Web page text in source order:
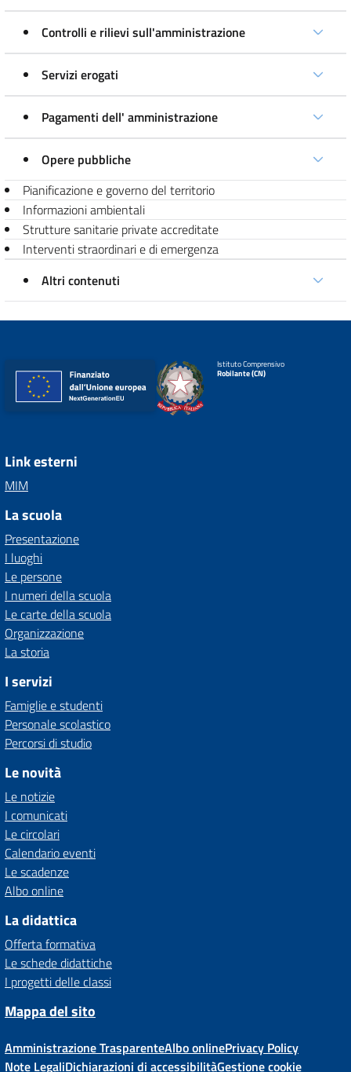
Controlli e rilievi sull'amministrazione
Servizi erogati
Pagamenti dell' amministrazione
Opere pubbliche
Pianificazione e governo del territorio
Informazioni ambientali
Strutture sanitarie private accreditate
Interventi straordinari e di emergenza
Altri contenuti
Istituto Comprensivo
Robilante (CN)
Link esterni
MIM
La scuola
Presentazione
I luoghi
Le persone
I numeri della scuola
Le carte della scuola
Organizzazione
La storia
I servizi
Famiglie e studenti
Personale scolastico
Percorsi di studio
Le novità
Le notizie
I comunicati
Le circolari
Calendario eventi
Le scadenze
Albo online
La didattica
Offerta formativa
Le schede didattiche
I progetti delle classi
Mappa del sito
Amministrazione TrasparenteAlbo onlinePrivacy Policy
Note LegaliDichiarazioni di accessibilitàGestione cookie